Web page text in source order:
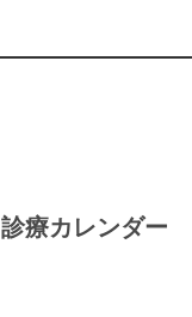
診療カレンダー